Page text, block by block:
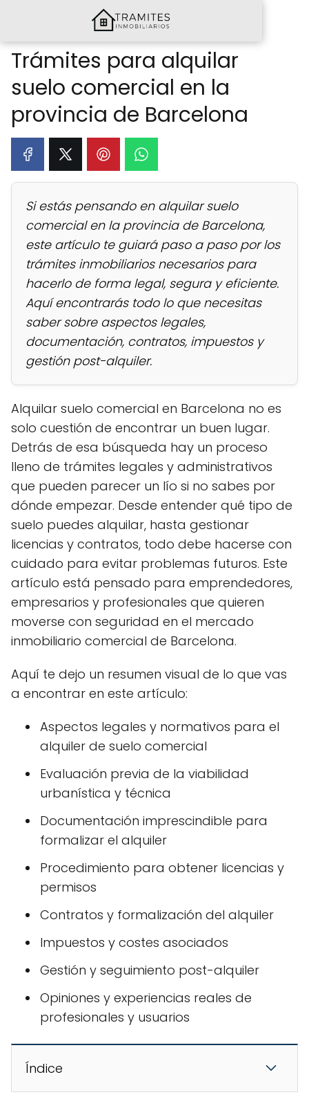
Trámites para alquilar
suelo comercial en la
provincia de Barcelona
Si estás pensando en alquilar suelo
comercial en la provincia de Barcelona,
este artículo te guiará paso a paso por los
trámites inmobiliarios necesarios para
hacerlo de forma legal, segura y eficiente.
Aquí encontrarás todo lo que necesitas
saber sobre aspectos legales,
documentación, contratos, impuestos y
gestión post-alquiler.
Alquilar suelo comercial en Barcelona no es
solo cuestión de encontrar un buen lugar.
Detrás de esa búsqueda hay un proceso
lleno de trámites legales y administrativos
que pueden parecer un lío si no sabes por
dónde empezar. Desde entender qué tipo de
suelo puedes alquilar, hasta gestionar
licencias y contratos, todo debe hacerse con
cuidado para evitar problemas futuros. Este
artículo está pensado para emprendedores,
empresarios y profesionales que quieren
moverse con seguridad en el mercado
inmobiliario comercial de Barcelona.
Aquí te dejo un resumen visual de lo que vas
a encontrar en este artículo:
Aspectos legales y normativos para el
alquiler de suelo comercial
Evaluación previa de la viabilidad
urbanística y técnica
Documentación imprescindible para
formalizar el alquiler
Procedimiento para obtener licencias y
permisos
Contratos y formalización del alquiler
Impuestos y costes asociados
Gestión y seguimiento post-alquiler
Opiniones y experiencias reales de
profesionales y usuarios
Índice